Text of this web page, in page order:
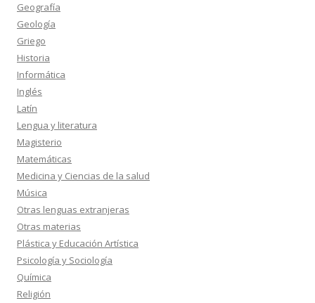
Geografía
Geología
Griego
Historia
Informática
Inglés
Latín
Lengua y literatura
Magisterio
Matemáticas
Medicina y Ciencias de la salud
Música
Otras lenguas extranjeras
Otras materias
Plástica y Educación Artística
Psicología y Sociología
Química
Religión